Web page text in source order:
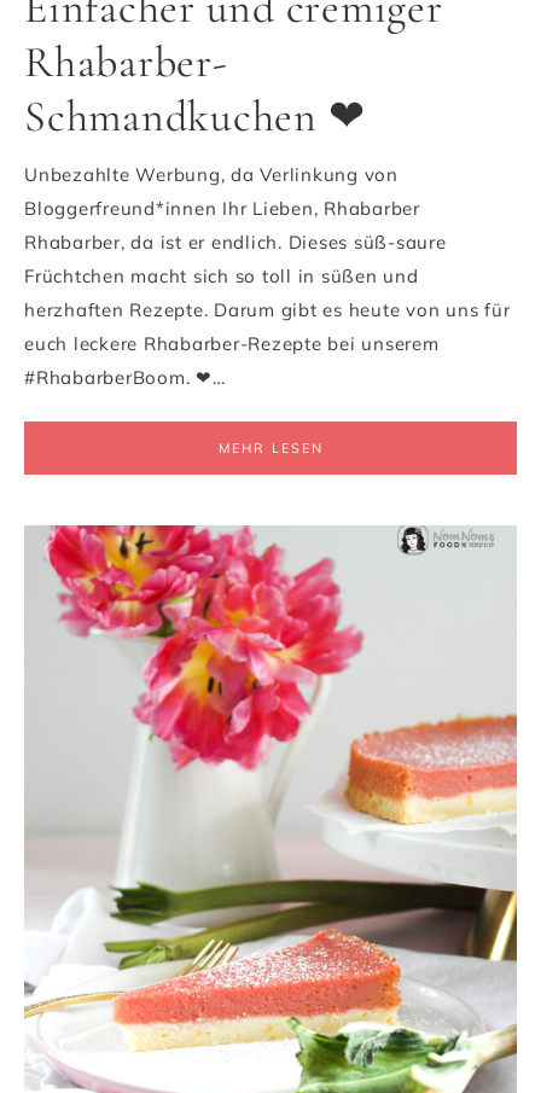
Rhabarber-
Schmandkuchen ❤
Unbezahlte Werbung, da Verlinkung von
Bloggerfreund*innen Ihr Lieben, Rhabarber
Rhabarber, da ist er endlich. Dieses süß-saure
Früchtchen macht sich so toll in süßen und
herzhaften Rezepte. Darum gibt es heute von uns für
euch leckere Rhabarber-Rezepte bei unserem
#RhabarberBoom. ❤…
MEHR LESEN